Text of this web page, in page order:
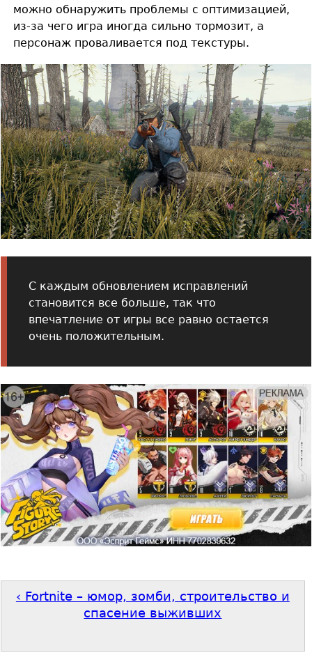
можно обнаружить проблемы с оптимизацией,
из-за чего игра иногда сильно тормозит, а
персонаж проваливается под текстуры.
С каждым обновлением исправлений
становится все больше, так что
впечатление от игры все равно остается
очень положительным.
‹ Fortnite – юмор, зомби, строительство и
спасение выживших